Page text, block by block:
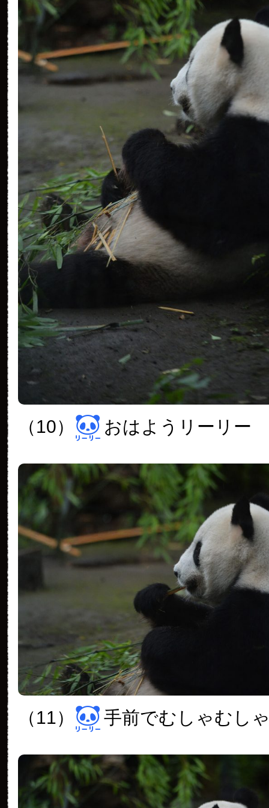
（10） おはようリーリー
（11） 手前でむしゃむし